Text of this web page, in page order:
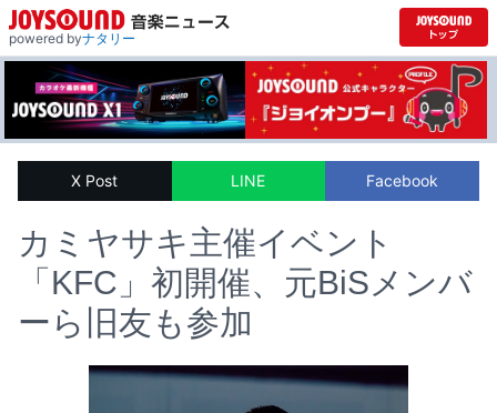
powered byナタリー
X Post LINE Facebook
カミヤサキ主催イベント
「KFC」初開催、元BiSメンバ
ーら旧友も参加